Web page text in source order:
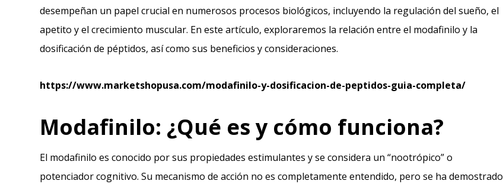
desempeñan un papel crucial en numerosos procesos biológicos, incluyendo la regulación del sueño, el
apetito y el crecimiento muscular. En este artículo, exploraremos la relación entre el modafinilo y la
dosificación de péptidos, así como sus beneficios y consideraciones.
https://www.marketshopusa.com/modafinilo-y-dosificacion-de-peptidos-guia-completa/
Modafinilo: ¿Qué es y cómo funciona?
El modafinilo es conocido por sus propiedades estimulantes y se considera un “nootrópico” o
potenciador cognitivo. Su mecanismo de acción no es completamente entendido, pero se ha demostrado